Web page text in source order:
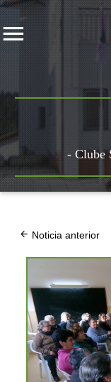
- Clube
Noticia anterior